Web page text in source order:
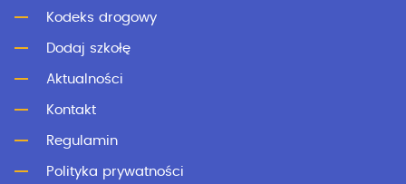
Kodeks drogowy
Dodaj szkołę
Aktualności
Kontakt
Regulamin
Polityka prywatności